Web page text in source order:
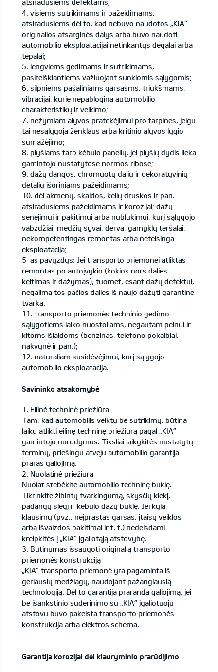
atsiradusiems defektams;
4. visiems sutrikimams ir pažeidimams,
atsiradusiems dėl to, kad nebuvo naudotos „KIA“
originalios atsarginės dalys arba buvo naudoti
automobilio eksploatacijai netinkantys degalai arba
tepalai;
5. lengviems gedimams ir sutrikimams,
pasireiškiantiems važiuojant sunkiomis sąlygomis;
6. silpniems pašaliniams garsasms, triukšmams,
vibracijai, kurie nepablogina automobilio
charakteristikų ir veikimo;
7. nežymiam alyvos pratekėjimui pro tarpines, jeigu
tai nesąlygoja ženklaus arba kritinio alyvos lygio
sumažėjimo;
8. plyšiams tarp kėbulo panelių, jei plyšių dydis lieka
gamintojo nustatytose normos ribose;
9. dažų dangos, chromuotų dalių ir dekoratyvinių
detalių išoriniams pažeidimams;
10. dėl akmenų, skaldos, kelių druskos ir pan.
atsiradusiems pažeidimams ir korozijai; dažų
senėjimui ir pakitimui arba nublukimui, kurį sąlygojo
vabzdžiai, medžių syvai, derva, gamyklų teršalai,
nekompetentingas remontas arba neteisinga
eksploatacija;
5-as pavyzdys: Jei transporto priemonei atliktas
remontas po autoįvykio (kokios nors dalies
keitimas ir dažymas), tuomet, esant dažų defektui,
negalima tos pačios dalies iš naujo dažyti garantine
tvarka.
11. transporto priemonės techninio gedimo
sąlygotiems laiko nuostoliams, negautam pelnui ir
kitoms išlaidoms (benzinas, telefono pokalbiai,
nakvynė ir pan.);
12. natūraliam susidėvėjimui, kurį sąlygojo
automobilio eksploatacija.
Savininko atsakomybė
1. Eilinė techninė priežiūra
Tam, kad automobilis veiktų be sutrikimų, būtina
laiku atlikti eilinę techninę priežiūrą pagal „KIA“
gamintojo nurodymus. Tiksliai laikykitės nustatytų
terminų, priešingu atveju automobilio garantija
praras galiojimą.
2. Nuolatinė priežiūra
Nuolat stebėkite automobilio techninę būklę.
Tikrinkite žibintų tvarkingumą, skysčių kiekį,
padangų slėgį ir kėbulo dažų būklę. Jei kyla
klausimų (pvz., neįprastas garsas, įtaisų veiklos
arba išvaizdos pakitimai ir t. t.) nedelsdami
kreipkitės į „KIA“ įgaliotąją atstovybę.
3. Būtinumas išsaugoti originalią transporto
priemonės konstrukciją
„KIA“ transporto priemonė yra pagaminta iš
geriausių medžiagų, naudojant pažangiausią
technologiją. Dėl to garantija praranda galiojimą, jei
be išankstinio suderinimo su „KIA“ įgaliotuoju
atstovu buvo pakeista transporto priemonės
konstrukcija arba elektros schema.
Garantija korozijai dėl kiauryminio prarūdijimo